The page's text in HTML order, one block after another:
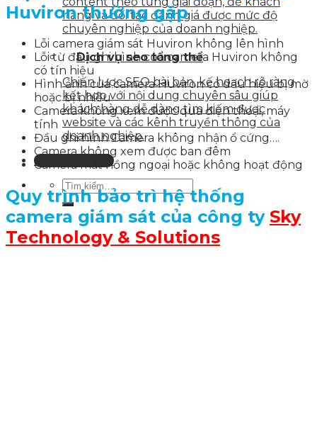
hàng và đối tác đánh giá được mức độ
chuyên nghiệp của doanh nghiệp.
Dịch vụ seo tổng thể
Chiến lược SEO bài bản, kế hoạch rõ ràng
kết hợp với nội dung chuyên sâu giúp
khách hàng dễ dàng tìm kiếm được
website và các kênh truyền thông của
doanh nghiệp.
Liên hệ tư vấn
Huviron thường gặp
Lỗi camera giám sát Huviron không lên hình
Lỗi từ đầu ghi hình của camera Huviron không
có tín hiệu
Hình ảnh của camera Huviron có dấu hiệu bị mờ
hoặc bị nhiễu
Camera không xem được qua điện thoại, máy
tính
Đầu ghi hình Camera không nhận ổ cứng….
Camera không xem được ban đêm
Camera mất hồng ngoại hoặc không hoạt động
Quy trình bảo trì hệ thống
camera giám sát của công ty Sky
Technology & Solutions